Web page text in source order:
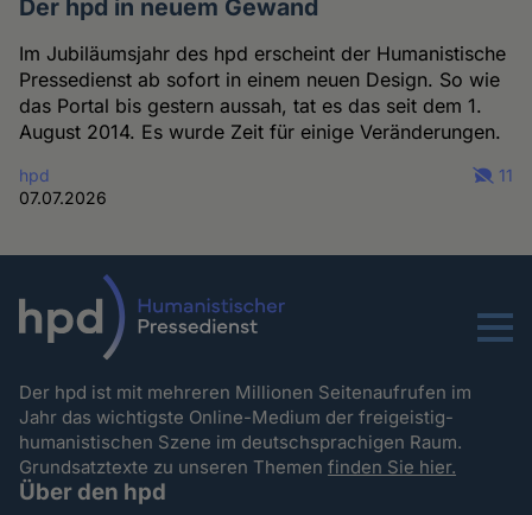
Der hpd in neuem Gewand
Im Jubiläumsjahr des hpd erscheint der Humanistische
Pressedienst ab sofort in einem neuen Design. So wie
das Portal bis gestern aussah, tat es das seit dem 1.
August 2014. Es wurde Zeit für einige Veränderungen.
hpd
07.07.2026
11
Menu
Der hpd ist mit mehreren Millionen Seitenaufrufen im
Jahr das wichtigste Online-Medium der freigeistig-
humanistischen Szene im deutschsprachigen Raum.
Grundsatztexte zu unseren Themenfinden Sie hier.
Über den hpd